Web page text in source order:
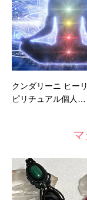
クンダリーニ ヒー
ピリチュアル個人…